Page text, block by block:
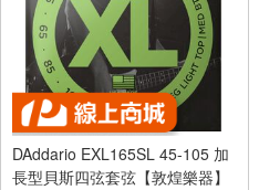
DAddario EXL165SL 45-105 加
長型貝斯四弦套弦【敦煌樂器】